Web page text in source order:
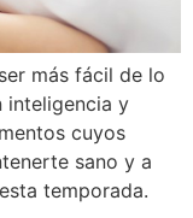
más fácil de lo
inteligencia y
cuyos
sano y a
temporada.